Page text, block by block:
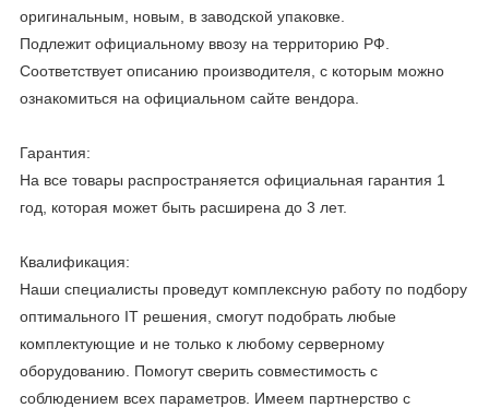
оригинальным, новым, в заводской упаковке.
Подлежит официальному ввозу на территорию РФ.
Соответствует описанию производителя, с которым можно
ознакомиться на официальном сайте вендора.
Гарантия:
На все товары распространяется официальная гарантия 1
год, которая может быть расширена до 3 лет.
Квалификация:
Наши специалисты проведут комплексную работу по подбору
оптимального IT решения, смогут подобрать любые
комплектующие и не только к любому серверному
оборудованию. Помогут сверить совместимость с
соблюдением всех параметров. Имеем партнерство с